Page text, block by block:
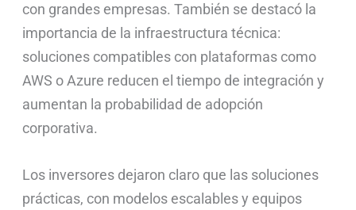
con grandes empresas. También se destacó la
importancia de la infraestructura técnica:
soluciones compatibles con plataformas como
AWS o Azure reducen el tiempo de integración y
aumentan la probabilidad de adopción
corporativa.
Los inversores dejaron claro que las soluciones
prácticas, con modelos escalables y equipos